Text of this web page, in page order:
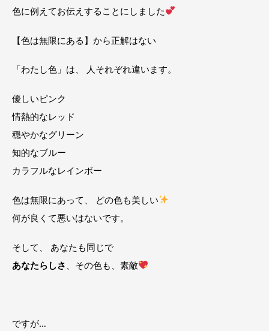
色に例えてお伝えすることにしました
【色は無限にある】から正解はない
「わたし色」は、 人それぞれ違います。
優しいピンク
情熱的なレッド
穏やかなグリーン
知的なブルー
カラフルなレインボー
色は無限にあって、 どの色も美しい
何が良くて悪いはないです。
そして、 あなたも同じで
あなたらしさ 、その色も、素敵
ですが…